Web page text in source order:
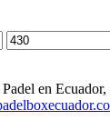
Precio
máximo
en